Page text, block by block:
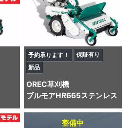
予約承ります！
保証有り
新品
OREC草刈機
ブルモアHR665ステンレス
整備中